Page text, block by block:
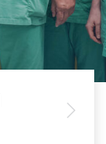
Next